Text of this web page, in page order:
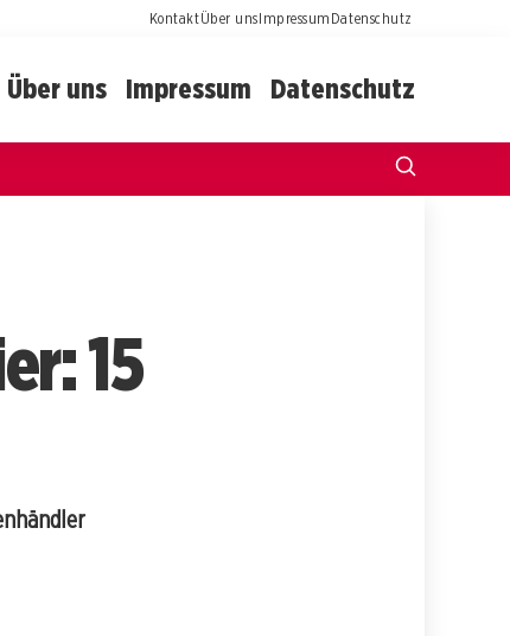
KontaktÜber unsImpressumDatenschutz
Über uns Impressum Datenschutz
15